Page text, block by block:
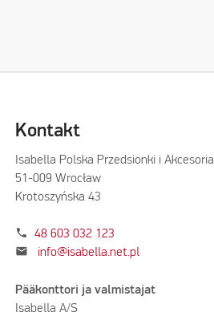
Kontakt
Isabella Polska Przedsionki i Akcesoria
51-009 Wrocław
Krotoszyńska 43
phone 48 603 032 123
mail info@isabella.net.pl
Pääkonttori ja valmistajat
Isabella A/S